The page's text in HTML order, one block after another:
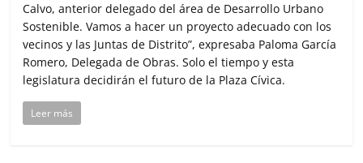
Calvo, anterior delegado del área de Desarrollo Urbano
Sostenible. Vamos a hacer un proyecto adecuado con los
vecinos y las Juntas de Distrito”, expresaba Paloma García
Romero, Delegada de Obras. Solo el tiempo y esta
legislatura decidirán el futuro de la Plaza Cívica.
Leer más